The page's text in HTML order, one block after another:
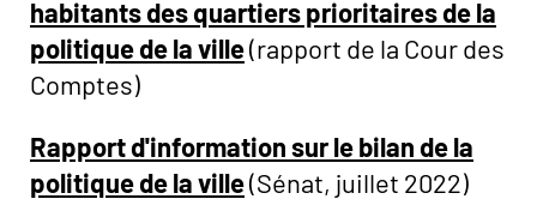
habitants des quartiers prioritaires de la
politique de la ville(rapport de la Cour des
Comptes)
Rapport d'information sur le bilan de la
politique de la ville(Sénat, juillet 2022)